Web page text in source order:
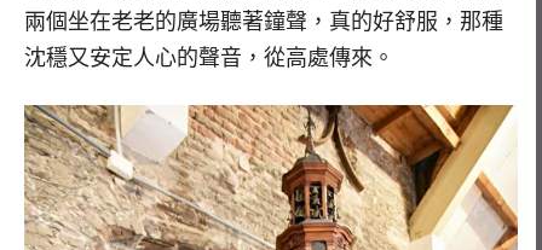
兩個坐在老老的廣場聽著鐘聲，真的好舒服，那種
沈穩又安定人心的聲音，從高處傳來。